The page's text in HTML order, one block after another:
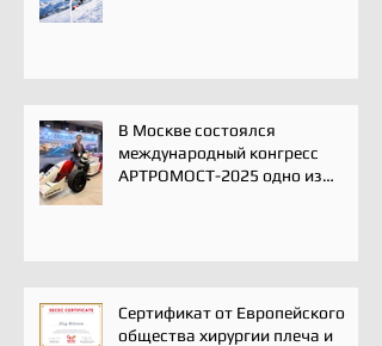
В Москве состоялся
международный конгресс
АРТРОМОСТ-2025 одно из
реабилитации
Сертификат от Европейского
общества хирургии плеча и